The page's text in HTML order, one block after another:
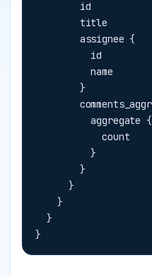
          name
          aggregate {
            count
          }
      }
    }
}